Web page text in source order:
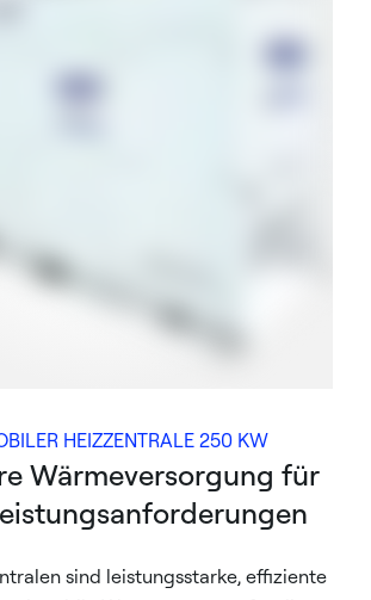
HEIZZENTRALE 250 KW
Wärmeversorgung für
sind leistungsstarke, effiziente